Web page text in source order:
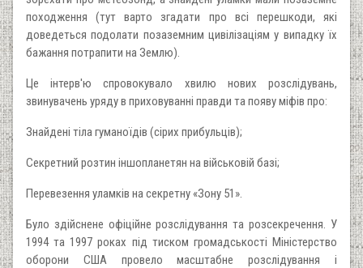
походження (тут варто згадати про всі перешкоди, які
доведеться подолати позаземним цивілізаціям у випадку їх
бажання потрапити на Землю).
Це інтерв'ю спровокувало хвилю нових розслідувань,
звинувачень уряду в приховуванні правди та появу міфів про:
Знайдені тіла гуманоїдів (сірих прибульців);
Секретний розтин іншопланетян на військовій базі;
Перевезення уламків на секретну «Зону 51».
Було здійснене офіційне розслідування та розсекречення. У
1994 та 1997 роках під тиском громадськості Міністерство
оборони США провело масштабне розслідування і